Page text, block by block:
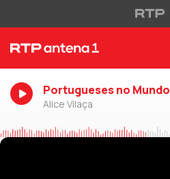
Portugueses no Mundo
Alice Vilaça